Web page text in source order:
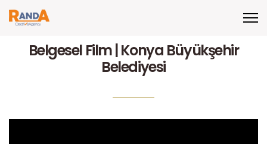
Belgesel Film | Konya Büyükşehir
Belediyesi